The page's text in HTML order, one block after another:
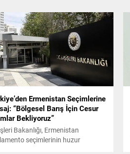
Ermenistan Seçimlerine
“Bölgesel Barış İçin Cesur
Bekliyoruz”
Bakanlığı, Ermenistan
seçimlerinin huzur